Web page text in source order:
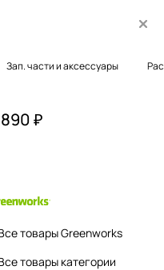
Зап. части и аксессуары
890 ₽
товары Greenworks
товары категории